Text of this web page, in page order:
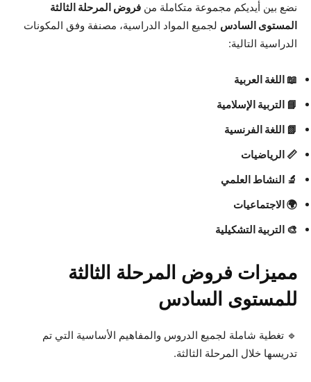
نضع بين أيديكم مجموعة متكاملة من فروض المرحلة الثالثة
المستوى السادس لجميع المواد الدراسية، مصنفة وفق المكونات
الدراسية التالية:
📖 اللغة العربية
📘 التربية الإسلامية
📗 اللغة الفرنسية
📏 الرياضيات
🔬 النشاط العلمي
🌍 الاجتماعيات
🎨 التربية التشكيلية
مميزات فروض المرحلة الثالثة
للمستوى السادس
🔹 تغطية شاملة لجميع الدروس والمفاهيم الأساسية التي تم
تدريسها خلال المرحلة الثالثة.